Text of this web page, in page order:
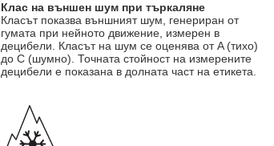
Клас на външен шум при търкаляне
Класът показва външният шум, генериран от
гумата при нейното движение, измерен в
децибели. Класът на шум се оценява от A (тихо)
до C (шумно). Точната стойност на измерените
децибели е показана в долната част на етикета.